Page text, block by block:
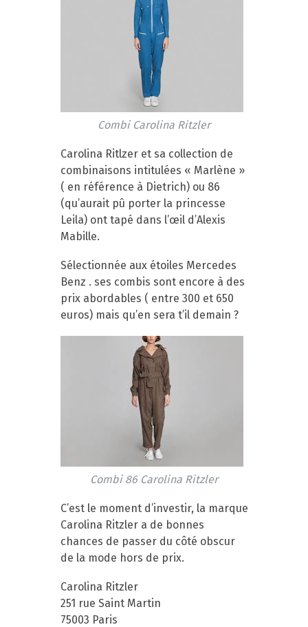
Combi Carolina Ritzler
Carolina Ritlzer et sa collection de
combinaisons intitulées « Marlène »
( en référence à Dietrich) ou 86
(qu’aurait pû porter la princesse
Leila) ont tapé dans l’œil d’Alexis
Mabille.
Sélectionnée aux étoiles Mercedes
Benz . ses combis sont encore à des
prix abordables ( entre 300 et 650
euros) mais qu’en sera t’il demain ?
Combi 86 Carolina Ritzler
C’est le moment d’investir, la marque
Carolina Ritzler a de bonnes
chances de passer du côté obscur
de la mode hors de prix.
Carolina Ritzler
251 rue Saint Martin
75003 Paris